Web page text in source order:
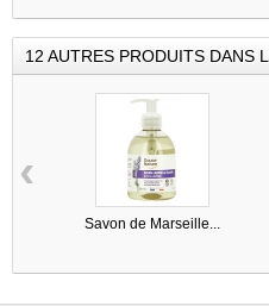
12 AUTRES PRODUITS DANS
Savon de Marseille...
‹